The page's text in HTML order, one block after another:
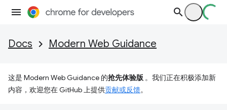
Docs Modern Web Guidance
这是 Modern Web Guidance 的抢先体验版 。我们正在积极添加新
内容，欢迎您在 GitHub 上提供贡献或反馈。